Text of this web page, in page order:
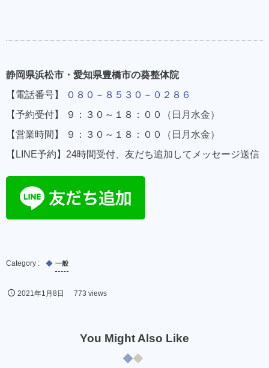
静岡県浜松市・愛知県豊橋市の葵整体院
【電話番号】
０８０－８５３０－０２８６
【予約受付】 ９：３０～１８：００（日月水金）
【営業時間】 ９：３０～１８：００（日月水金）
【LINE予約】24時間受付、友だち追加してメッセージ送信
一般
2021年1月8日 773 views
You Might Also Like